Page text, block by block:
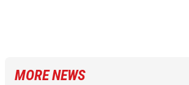
MORE NEWS